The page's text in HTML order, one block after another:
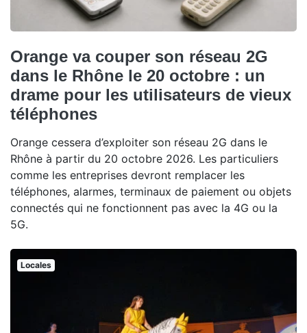
Orange va couper son réseau 2G
dans le Rhône le 20 octobre : un
drame pour les utilisateurs de vieux
téléphones
Orange cessera d’exploiter son réseau 2G dans le
Rhône à partir du 20 octobre 2026. Les particuliers
comme les entreprises devront remplacer les
téléphones, alarmes, terminaux de paiement ou objets
connectés qui ne fonctionnent pas avec la 4G ou la
5G.
Locales